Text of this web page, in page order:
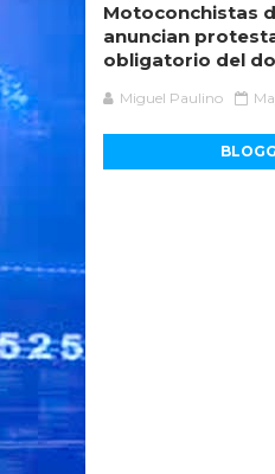
Motoconchistas
anuncian
obligatorio del
Miguel Paulino